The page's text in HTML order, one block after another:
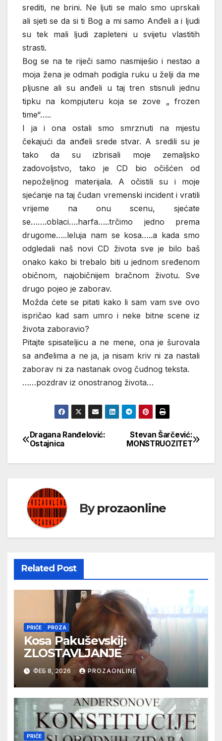
srediti, ne brini. Ne ljuti se malo smo uprskali
ali sjeti se da si ti Bog a mi samo Anđeli a i ljudi
su tek mali ljudi zapleteni u svijetu vlastitih
strasti.
Bog se na te riječi samo nasmiješio i nestao a
moja žena je odmah podigla ruku u želji da me
pljusne ali su anđeli u taj tren stisnuli jednu
tipku na kompjuteru koja se zove „ frozen
time“…..
I ja i ona ostali smo smrznuti na mjestu
čekajući da anđeli srede stvar. A sredili su je
tako da su izbrisali moje zemaljsko
zadovoljstvo, tako je CD bio očišćen od
nepoželjnog materijala. A očistili su i moje
sjećanje na taj čudan vremenski incident i vratili
vrijeme na onu scenu, sjećate
se…….oblaci….harfa…..trčimo jedno prema
drugome…..leluja nam se kosa…..a kada smo
odgledali naš novi CD života sve je bilo baš
onako kako bi trebalo biti u jednom sređenom
običnom, najobičnijem bračnom životu. Sve
drugo pojeo je zaborav.
Možda ćete se pitati kako li sam vam sve ovo
ispričao kad sam umro i neke bitne scene iz
života zaboravio?
Pitajte spisateljicu a ne mene, ona je šurovala
sa anđelima a ne ja, ja nisam kriv ni za nastali
zaborav ni za nastanak ovog čudnog teksta.
……pozdrav iz onostranog života…
Кретање
чланка
Stevan Šarčević:
MONSTRUOZITET
Dragana Ranđelović:
Ostajnica
Byprozaonline
Related Post
PRIČE PROZA
Kosa Pakuševskij:
ZLOSTAVLJANJE
ФЕБ 8, 2026 PROZAONLINE
PRIČE